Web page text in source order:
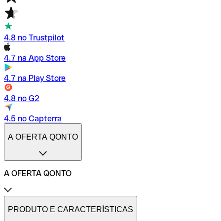
4.8 no Trustpilot
4.7 na App Store
4.7 na Play Store
4.8 no G2
4.5 no Capterra
A OFERTA QONTO
A OFERTA QONTO
Tarifas
Conta profissional online
PRODUTO E CARACTERÍSTICAS